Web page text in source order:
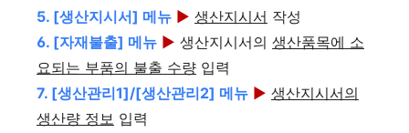
5. [생산지시서] 메뉴 ▶ 생산지시서 작성
6. [자재불출] 메뉴 ▶ 생산지시서의 생산품목에 소
요되는 부품의 불출 수량 입력
7. [생산관리1]/[생산관리2] 메뉴 ▶ 생산지시서의
생산량 정보 입력